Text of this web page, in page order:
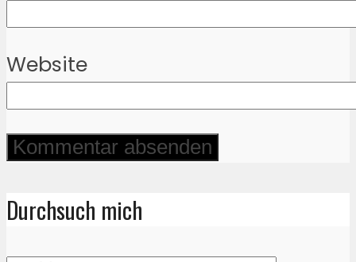
Website
Durchsuch mich